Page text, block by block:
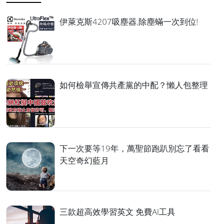
伊萊克斯4207吸塵器,除塵蟎一次到位!
如何檢舉宣傳共產黨的中配？懶人包整理
下一次要等19年，萬聖節跑趴別忘了看看
天空奇幻藍月
三款超高效學習英文 免費AI工具